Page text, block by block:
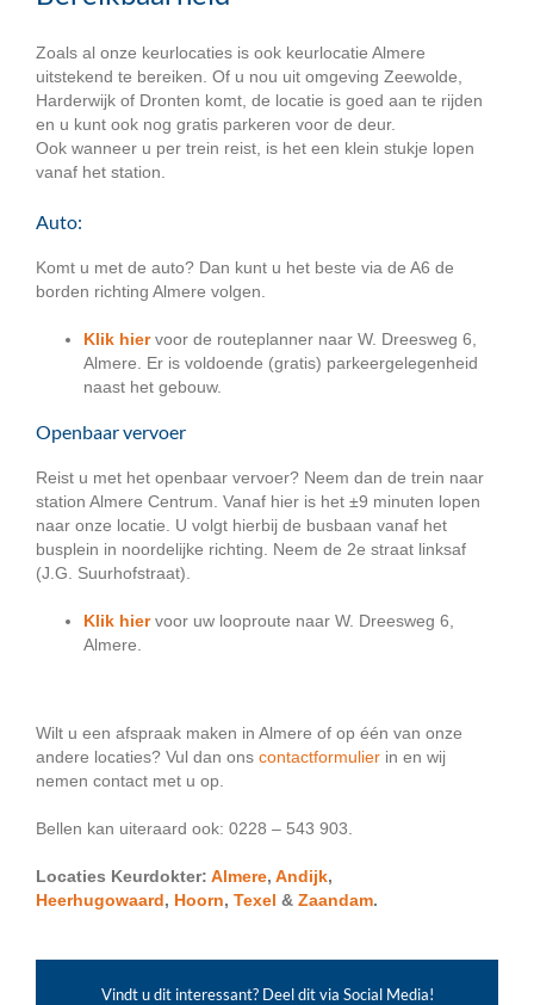
Zoals al onze keurlocaties is ook keurlocatie Almere
uitstekend te bereiken. Of u nou uit omgeving Zeewolde,
Harderwijk of Dronten komt, de locatie is goed aan te rijden
en u kunt ook nog gratis parkeren voor de deur.
Ook wanneer u per trein reist, is het een klein stukje lopen
vanaf het station.
Auto:
Komt u met de auto? Dan kunt u het beste via de A6 de
borden richting Almere volgen.
Klik hier voor de routeplanner naar W. Dreesweg 6,
Almere. Er is voldoende (gratis) parkeergelegenheid
naast het gebouw.
Openbaar vervoer
Reist u met het openbaar vervoer? Neem dan de trein naar
station Almere Centrum. Vanaf hier is het ±9 minuten lopen
naar onze locatie. U volgt hierbij de busbaan vanaf het
busplein in noordelijke richting. Neem de 2e straat linksaf
(J.G. Suurhofstraat).
Klik hier voor uw looproute naar W. Dreesweg 6,
Almere.
Wilt u een afspraak maken in Almere of op één van onze
andere locaties? Vul dan ons contactformulierin en wij
nemen contact met u op.
Bellen kan uiteraard ook: 0228 – 543 903.
Locaties Keurdokter: Almere, Andijk,
Heerhugowaard, Hoorn, Texel & Zaandam.
Vindt u dit interessant? Deel dit via Social Media!